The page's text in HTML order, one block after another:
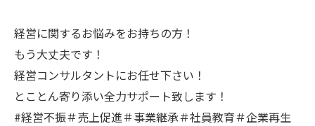
経営に関するお悩みをお持ちの方！
もう大丈夫です！
経営コンサルタントにお任せ下さい！
とことん寄り添い全力サポート致します！
#経営不振＃売上促進＃事業継承＃社員教育＃企業再生